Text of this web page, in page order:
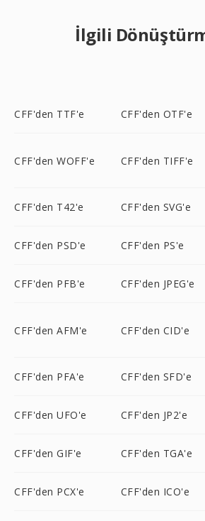
İlgili
CFF'den TTF'e CFF'den OTF'e
CFF'den WOFF'e CFF'den TIFF'e
CFF'den T42'e CFF'den SVG'e
CFF'den PSD'e CFF'den PS'e
CFF'den PFB'e CFF'den JPEG'e
CFF'den AFM'e CFF'den CID'e
CFF'den PFA'e CFF'den SFD'e
CFF'den UFO'e CFF'den JP2'e
CFF'den GIF'e CFF'den TGA'e
CFF'den PCX'e CFF'den ICO'e